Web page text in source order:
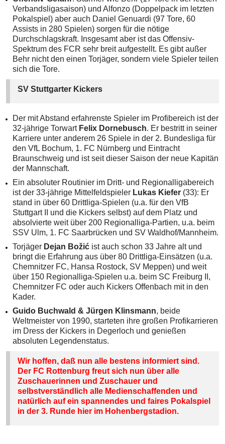
Verbandsligasaison) und Alfonzo (Doppelpack im letzten
Pokalspiel) aber auch Daniel Genuardi (97 Tore, 60
Assists in 280 Spielen) sorgen für die nötige
Durchschlagskraft. Insgesamt aber ist das Offensiv-
Spektrum des FCR sehr breit aufgestellt. Es gibt außer
Behr nicht den einen Torjäger, sondern viele Spieler teilen
sich die Tore.
SV Stuttgarter Kickers
Der mit Abstand erfahrenste Spieler im Profibereich ist der
32-jährige Torwart Felix Dornebusch. Er bestritt in seiner
Karriere unter anderem 26 Spiele in der 2. Bundesliga für
den VfL Bochum, 1. FC Nürnberg und Eintracht
Braunschweig und ist seit dieser Saison der neue Kapitän
der Mannschaft.
Ein absoluter Routinier im Dritt- und Regionalligabereich
ist der 33-jährige Mittelfeldspieler Lukas Kiefer (33): Er
stand in über 60 Drittliga-Spielen (u.a. für den VfB
Stuttgart II und die Kickers selbst) auf dem Platz und
absolvierte weit über 200 Regionalliga-Partien, u.a. beim
SSV Ulm, 1. FC Saarbrücken und SV Waldhof/Mannheim.
Torjäger Dejan Božić ist auch schon 33 Jahre alt und
bringt die Erfahrung aus über 80 Drittliga-Einsätzen (u.a.
Chemnitzer FC, Hansa Rostock, SV Meppen) und weit
über 150 Regionalliga-Spielen u.a. beim SC Freiburg II,
Chemnitzer FC oder auch Kickers Offenbach mit in den
Kader.
Guido Buchwald & Jürgen Klinsmann, beide
Weltmeister von 1990, starteten ihre großen Profikarrieren
im Dress der Kickers in Degerloch und genießen
absoluten Legendenstatus.
Wir hoffen, daß nun alle bestens informiert sind.
Der FC Rottenburg freut sich nun über alle
Zuschauerinnen und Zuschauer und
selbstverständlich alle Medienschaffenden und
natürlich auf ein spannendes und faires Pokalspiel
in der 3. Runde hier im Hohenbergstadion.